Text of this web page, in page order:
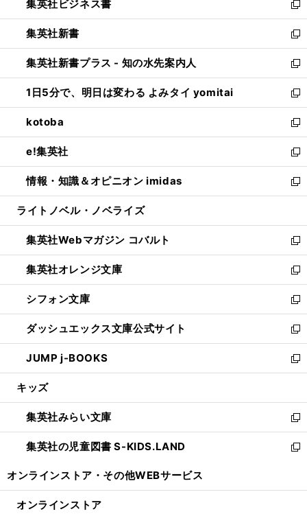
く
で
開
く
ド
ウ
で
開
く
い
ウ
ィ
ン
ド
ウ
で
開
く
集英社ビジネス書
新
し
い
ウ
ィ
ン
ド
ウ
で
開
く
集英社新書
新
し
い
ウ
ィ
ン
ド
ウ
で
開
く
集英社新書プラス - 知の水先案内人
新
し
い
ウ
ィ
ン
ド
ウ
で
開
1日5分で、明日は変わる よみタイ yomitai
新
し
い
ウ
ィ
ン
ド
ウ
開
く
kotoba
新
し
い
ウ
ィ
ン
ウ
で
開
く
e!集英社
新
し
い
ウ
ン
ド
ウ
で
開
く
情報・知識＆オピニオン imidas
新
し
ウ
ィ
ン
ド
ウ
で
開
く
ライトノベル・ノベライズ
集英社Webマガジン コバルト
新
し
い
ウ
ィ
ン
ド
ウ
で
開
集英社オレンジ文庫
新
し
い
ウ
ィ
ン
ド
ウ
開
く
シフォン文庫
新
し
い
ウ
ィ
ン
ウ
で
開
く
ダッシュエックス文庫公式サイト
新
し
い
ウ
ン
ド
ウ
で
JUMP j-BOOKS
新
し
ウ
ィ
ン
ド
開
キッズ
集英社みらい文庫
新
し
い
ン
集英社の児童図書 S-KIDS.LAND
新
ウ
オンラインストア・ その他WEBサービス
オンラインストア